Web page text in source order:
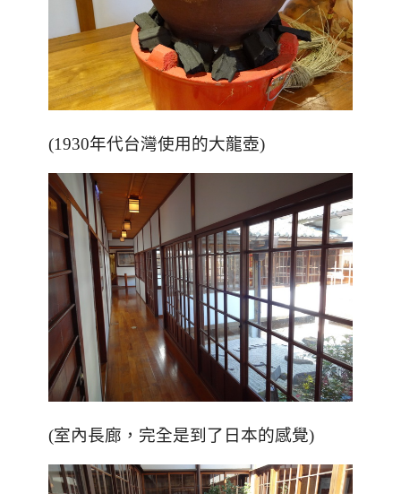
(1930年代台灣使用的大龍壺)
(室內長廊，完全是到了日本的感覺)